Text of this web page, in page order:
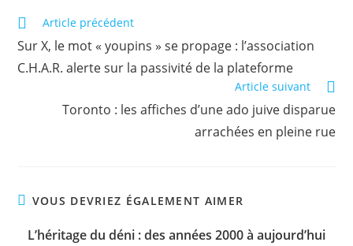
Article précédent
Sur X, le mot « youpins » se propage : l’association
C.H.A.R. alerte sur la passivité de la plateforme
Article suivant
Toronto : les affiches d’une ado juive disparue
arrachées en pleine rue
VOUS DEVRIEZ ÉGALEMENT AIMER
L’héritage du déni : des années 2000 à aujourd’hui